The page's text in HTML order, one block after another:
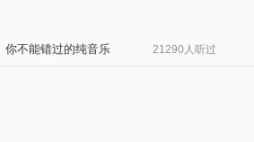
你不能错过的纯音乐 21290人听过